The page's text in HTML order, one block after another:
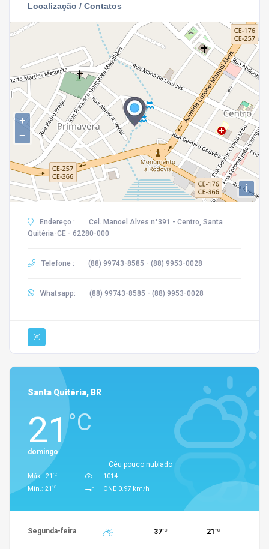
Localização / Contatos
+
−
i
Endereço :
Cel. Manoel Alves n°391 - Centro, Santa
Quitéria-CE - 62280-000
Telefone : (88) 99743-8585 - (88) 9953-0028
Whatsapp: (88) 99743-8585 - (88) 9953-0028
Santa Quitéria, BR
21°C
Céu pouco nublado
domingo
Máx.: 21 °C
Mín.: 21 °C
1014
ONE 0.97 km/h
Segunda-feira 37°C 21 °C